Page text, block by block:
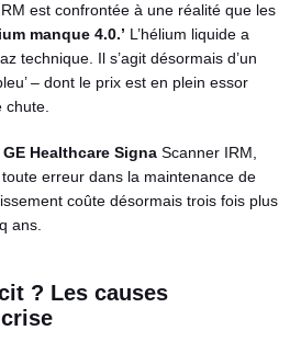
est confrontée à une réalité que les
manque 4.0.’ L’hélium liquide a
technique. Il s’agit désormais d’un
– dont le prix est en plein essor
GE Healthcare Signa Scanner IRM,
erreur dans la maintenance de
coûte désormais trois fois plus
ans.
? Les causes